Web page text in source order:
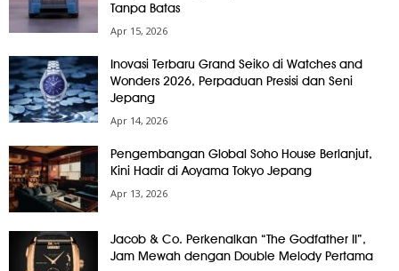
Tanpa Batas
Apr 15, 2026
Inovasi Terbaru Grand Seiko di Watches and
Wonders 2026, Perpaduan Presisi dan Seni
Jepang
Apr 14, 2026
Pengembangan Global Soho House Berlanjut,
Kini Hadir di Aoyama Tokyo Jepang
Apr 13, 2026
Jacob & Co. Perkenalkan “The Godfather II”,
Jam Mewah dengan Double Melody Pertama